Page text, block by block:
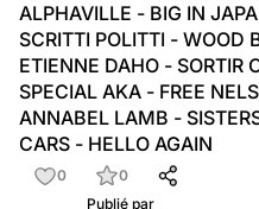
ALPHAVILLE - BIG IN
SCRITTI POLITTI - WOOD
ETIENNE DAHO - SORTIR
SPECIAL AKA - FREE
ANNABEL LAMB -
CARS - HELLO AGAIN
0
0
Publié par